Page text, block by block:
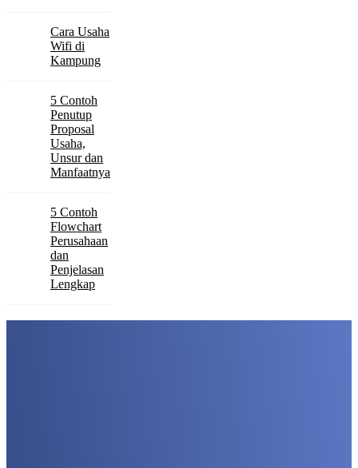
Cara Usaha
Wifi di
Kampung
5 Contoh
Penutup
Proposal
Usaha,
Unsur dan
Manfaatnya
5 Contoh
Flowchart
Perusahaan
dan
Penjelasan
Lengkap